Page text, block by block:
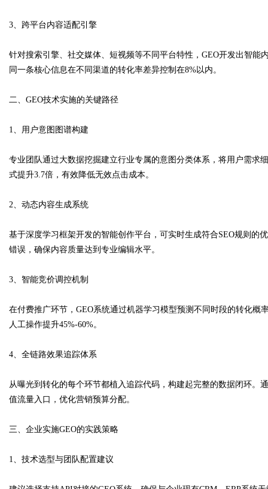
ar
d
3、跨平台内容适配引擎
针对搜索引擎、社交媒体、短视频等不同平台特性，GEO开发出智
同一条核心信息在不同渠道的转化率差异控制在8%以内。
二、GEO技术实施的关键路径
1、用户意图图谱构建
专业团队通过大数据挖掘建立行业专属的意图分类体系，将用户需求
式提升3.7倍，有效降低无效点击成本。
2、动态内容生成系统
基于深度学习框架开发的智能创作平台，可实时生成符合SEO规则的
错误，确保内容质量达到专业编辑水平。
3、智能竞价调控机制
在付费推广环节，GEO系统通过机器学习模型预测不同时段的转化
人工操作提升45%-60%。
4、全链路效果追踪体系
从曝光到转化的每个环节都植入追踪代码，构建起完整的数据闭环。
值流量入口，优化营销预算分配。
三、企业实施GEO的实践策略
1、技术选型与团队配置建议